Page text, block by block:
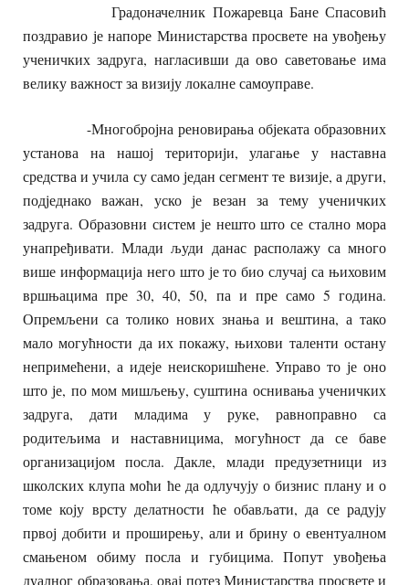
Градоначелник Пожаревца Бане Спасовић
поздравио је напоре Министарства просвете на увођењу
ученичких задруга, нагласивши да ово саветовање има
велику важност за визију локалне самоуправе.
-Многобројна реновирања објеката образовних
установа на нашој територији, улагање у наставна
средства и учила су само један сегмент те визије, а други,
подједнако важан, уско је везан за тему ученичких
задруга. Образовни систем је нешто што се стално мора
унапређивати. Млади људи данас располажу са много
више информација него што је то био случај са њиховим
вршњацима пре 30, 40, 50, па и пре само 5 година.
Опремљени са толико нових знања и вештина, а тако
мало могућности да их покажу, њихови таленти остану
непримећени, а идеје неискоришћене. Управо то је оно
што је, по мом мишљењу, суштина оснивања ученичких
задруга, дати младима у руке, равноправно са
родитељима и наставницима, могућност да се баве
организацијом посла. Дакле, млади предузетници из
школских клупа моћи ће да одлучују о бизнис плану и о
томе коју врсту делатности ће обављати, да се радују
првој добити и проширењу, али и брину о евентуалном
смањеном обиму посла и губицима. Попут увођења
дуалног образовања, овај потез Министарства просвете и